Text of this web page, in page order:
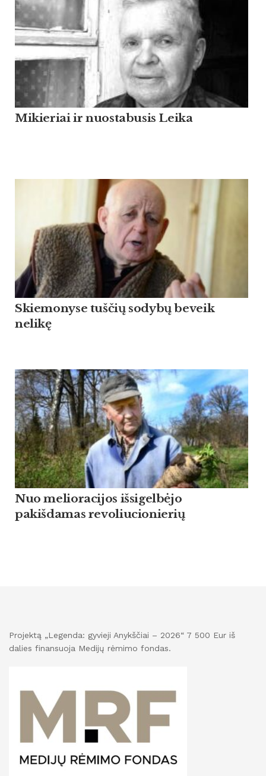
Mikieriai ir nuostabusis Leika
Skiemonyse tuščių sodybų beveik
nelikę
Nuo melioracijos išsigelbėjo
pakišdamas revoliucionierių
Projektą „Legenda: gyvieji Anykščiai – 2026“ 7 500 Eur iš
dalies finansuoja Medijų rėmimo fondas.